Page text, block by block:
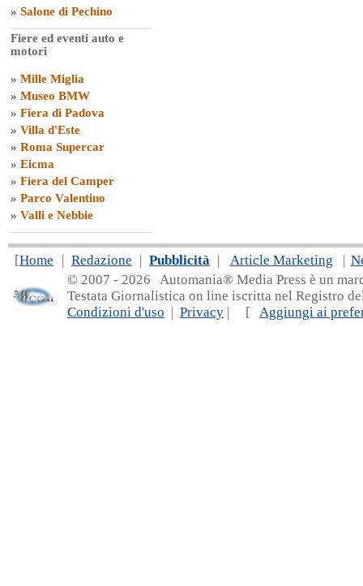
» Salone di Pechino
Fiere ed eventi auto e
motori
» Mille Miglia
» Museo BMW
» Fiera di Padova
» Villa d'Este
» Roma Supercar
» Eicma
» Fiera del Camper
» Parco Valentino
» Valli e Nebbie
[Home | Redazione | Pubblicità | Article Marketing |
© 2007 - 2026 Automania® Media Press è un
Testata Giornalistica on line iscritta nel Registro
Condizioni d'uso | Privacy | [ Aggiungi ai